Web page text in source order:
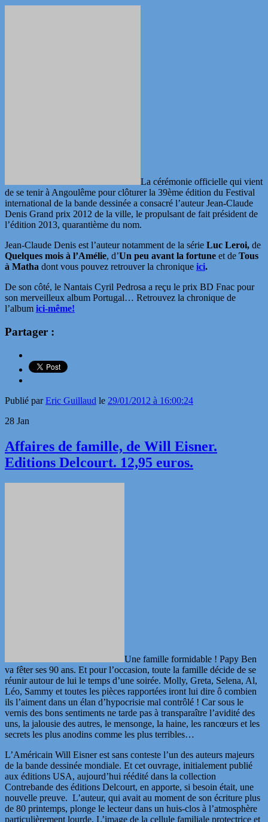
La cérémonie officielle qui vient
de se tenir à Angoulême pour clôturer la 39ème édition du Festival
international de la bande dessinée a consacré l’auteur Jean-Claude
Denis Grand prix 2012 de la ville, le propulsant de fait président de
l’édition 2013, quarantième du nom.
Jean-Claude Denis est l’auteur notamment de la série Luc Leroi, de
Quelques mois à l’Amélie, d’Un peu avant la fortune et de Tous
à Matha dont vous pouvez retrouver la chronique ici.
De son côté, le Nantais Cyril Pedrosa a reçu le prix BD Fnac pour
son merveilleux album Portugal… Retrouvez la chronique de
l’album ici-même!
Partager :
Publié parEric Guillaud le 29/01/2012 à 16:00:24
28 Jan
Affaires de famille, de Will Eisner.
Editions Delcourt. 12,95 euros.
Une famille formidable ! Papy Ben
va fêter ses 90 ans. Et pour l’occasion, toute la famille décide de se
réunir autour de lui le temps d’une soirée. Molly, Greta, Selena, Al,
Léo, Sammy et toutes les pièces rapportées iront lui dire ô combien
ils l’aiment dans un élan d’hypocrisie mal contrôlé ! Car sous le
vernis des bons sentiments ne tarde pas à transparaître l’avidité des
uns, la jalousie des autres, le mensonge, la haine, les rancœurs et les
secrets les plus anodins comme les plus terribles…
L’Américain Will Eisner est sans conteste l’un des auteurs majeurs
de la bande dessinée mondiale. Et cet ouvrage, initialement publié
aux éditions USA, aujourd’hui réédité dans la collection
Contrebande des éditions Delcourt, en apporte, si besoin était, une
nouvelle preuve. L’auteur, qui avait au moment de son écriture plus
de 80 printemps, plonge le lecteur dans un huis-clos à l’atmosphère
particulièrement lourde. L’image de la cellule familiale protectrice et